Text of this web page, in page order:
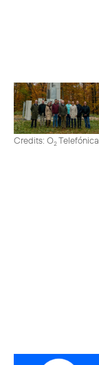
Credits: O2Telefónica